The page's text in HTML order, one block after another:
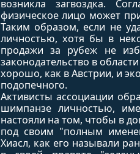
возникла загвоздка.
физическое лицо может
Таким образом, если не
личностью, хотя бы в
продажи за рубеж не
законодательство в
хорошо, как в Австрии, и
подопечного.
Активисты ассоциации
шимпанзе личностью,
настояли на том, чтобы в
под своим "полным
Хиасл, как его называли